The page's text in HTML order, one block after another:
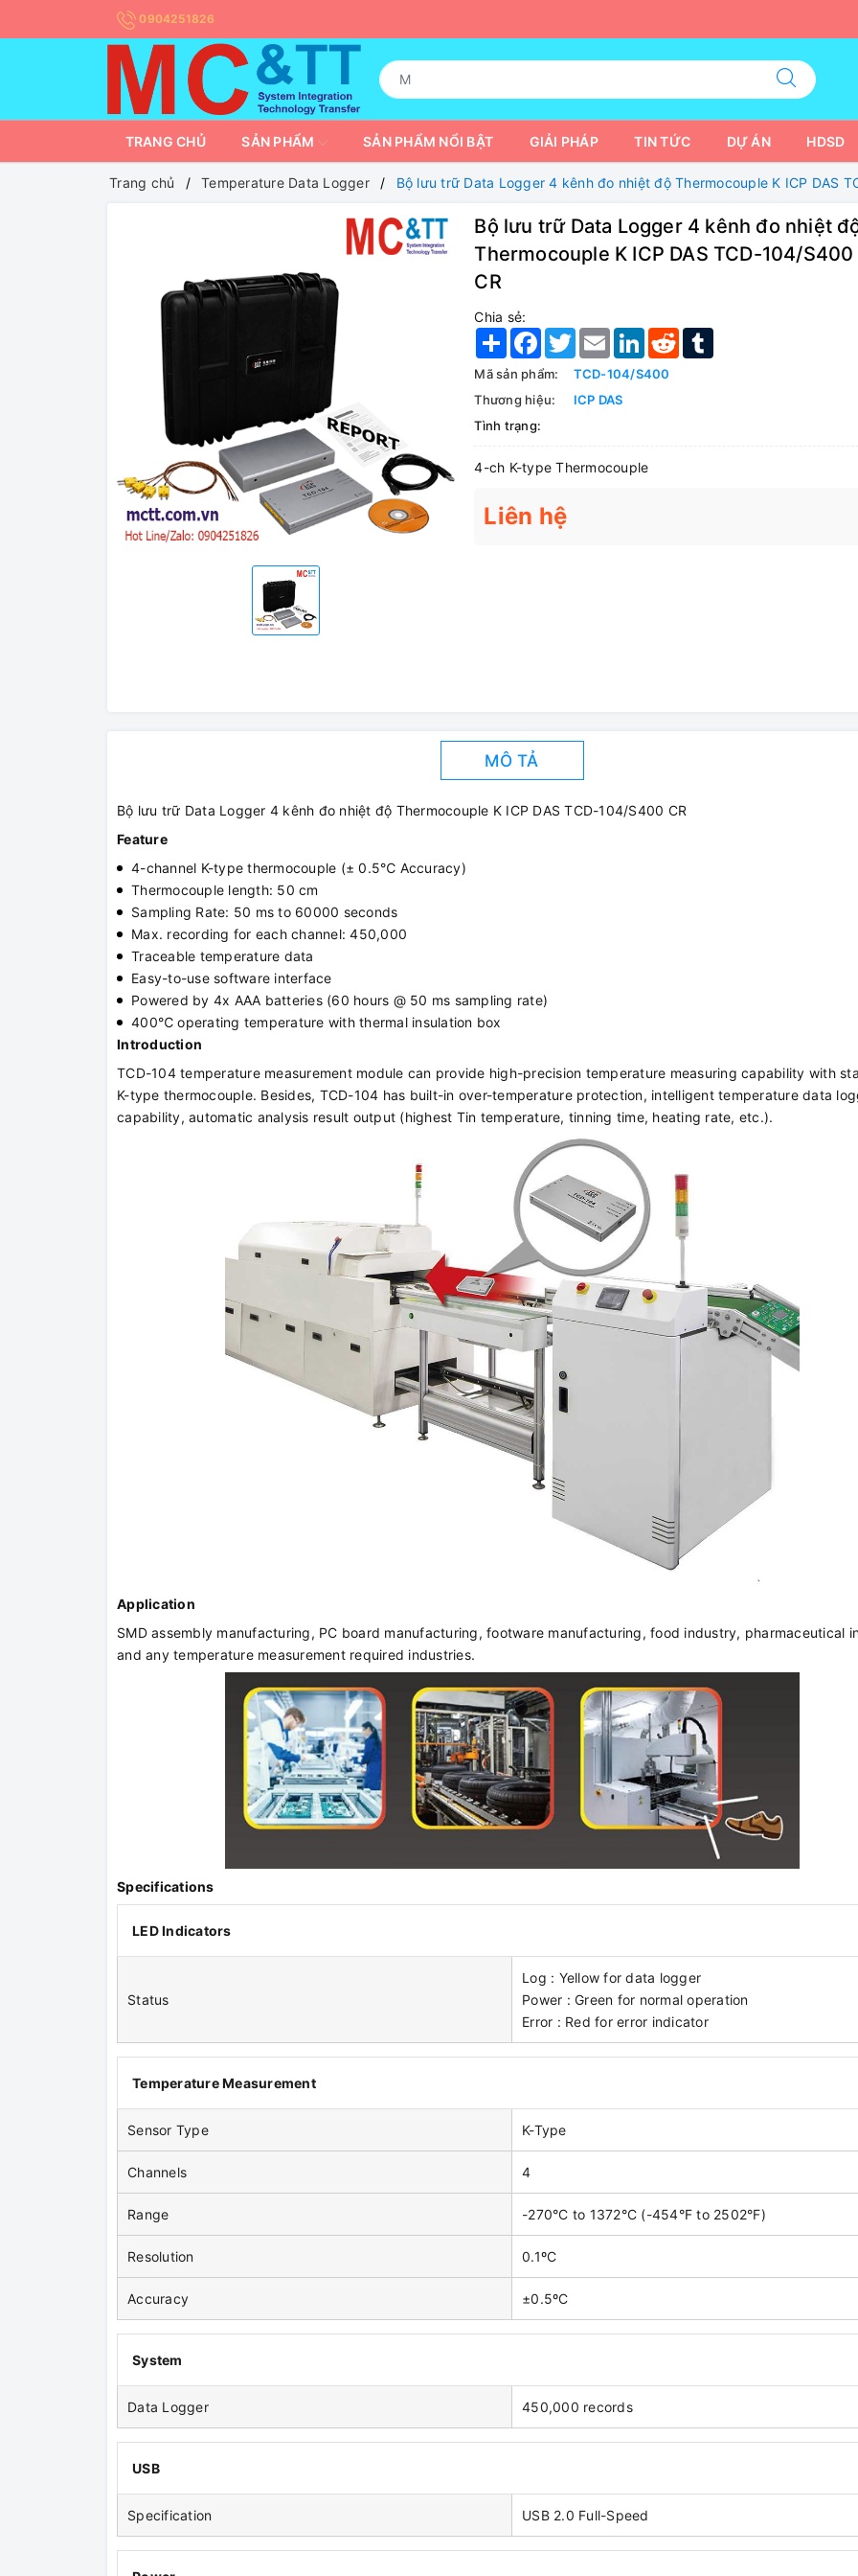
0904251826
TRANG CHỦ SẢN PHẨM SẢN PHẨM NỔI BẬT GIẢI PHÁP TIN TỨC DỰ ÁN HDSD
Trang chủ Temperature Data Logger Bộ lưu trữ Data Logger 4 kênh đo nhiệt độ Thermocouple K ICP DAS
Bộ lưu trữ Data Logger 4 kênh đo nhiệt
Thermocouple K ICP DAS TCD-104/S400
CR
Chia sẻ:
Share Facebook
TwitterEmail LinkedIn
Reddit
Mã sản phẩm:
TCD-104/S400
Thương hiệu:
ICP DAS
Tình trạng:
4-ch K-type Thermocouple
Liên hệ
MÔ TẢ
Bộ lưu trữ Data Logger 4 kênh đo nhiệt độ Thermocouple K ICP DAS TCD-104/S400 CR
Feature
4-channel K-type thermocouple (± 0.5℃ Accuracy)
Thermocouple length: 50 cm
Sampling Rate: 50 ms to 60000 seconds
Max. recording for each channel: 450,000
Traceable temperature data
Easy-to-use software interface
Powered by 4x AAA batteries (60 hours @ 50 ms sampling rate)
400℃ operating temperature with thermal insulation box
Introduction
TCD-104 temperature measurement module can provide high-precision temperature measuring capability with
K-type thermocouple. Besides, TCD-104 has built-in over-temperature protection, intelligent temperature data
capability, automatic analysis result output (highest Tin temperature, tinning time, heating rate, etc.).
Application
SMD assembly manufacturing, PC board manufacturing, footware manufacturing, food industry, pharmaceutical
and any temperature measurement required industries.
Specifications
LED Indicators
Status
Log : Yellow for data logger
Power : Green for normal operation
Error : Red for error indicator
Temperature Measurement
Sensor Type K-Type
Channels 4
Range -270°C to 1372°C (-454°F to 2502°F)
Resolution 0.1ºC
Accuracy ±0.5ºC
System
Data Logger 450,000 records
USB
Specification USB 2.0 Full-Speed